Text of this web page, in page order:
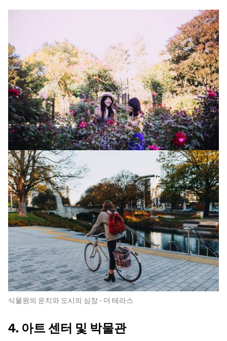
식물원의 운치와 도시의 심장 - 더 테라스
4. 아트 센터 및 박물관